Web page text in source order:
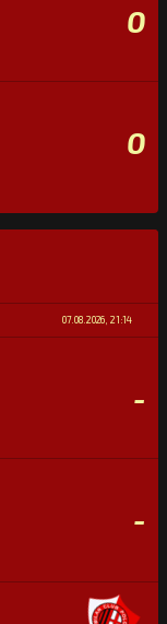
0
0
100%
07.08.2026, 21:14
-
-